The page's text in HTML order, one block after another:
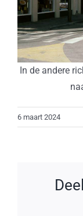
In de andere
6 maart 2024